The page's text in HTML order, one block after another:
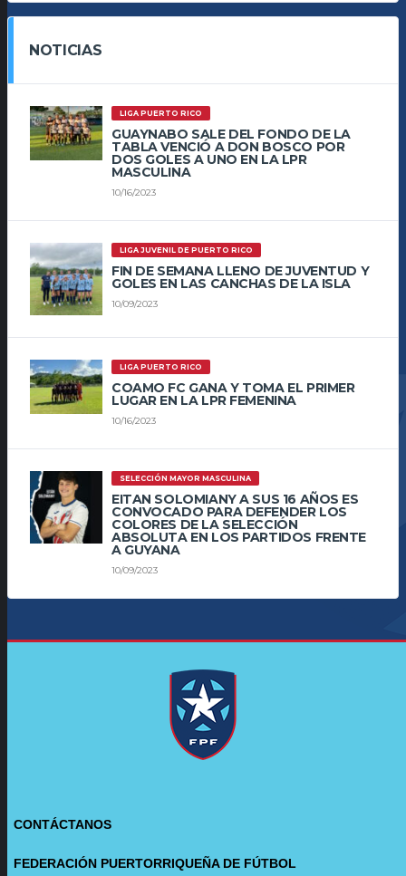
NOTICIAS
LIGA PUERTO RICO
GUAYNABO SALE DEL FONDO DE LA
TABLA VENCIÓ A DON BOSCO POR
DOS GOLES A UNO EN LA LPR
MASCULINA
10/16/2023
LIGA JUVENIL DE PUERTO RICO
FIN DE SEMANA LLENO DE JUVENTUD Y
GOLES EN LAS CANCHAS DE LA ISLA
10/09/2023
LIGA PUERTO RICO
COAMO FC GANA Y TOMA EL PRIMER
LUGAR EN LA LPR FEMENINA
10/16/2023
SELECCIÓN MAYOR MASCULINA
EITAN SOLOMIANY A SUS 16 AÑOS ES
CONVOCADO PARA DEFENDER LOS
COLORES DE LA SELECCIÓN
ABSOLUTA EN LOS PARTIDOS FRENTE
A GUYANA
10/09/2023
CONTÁCTANOS
FEDERACIÓN PUERTORRIQUEÑA DE FÚTBOL